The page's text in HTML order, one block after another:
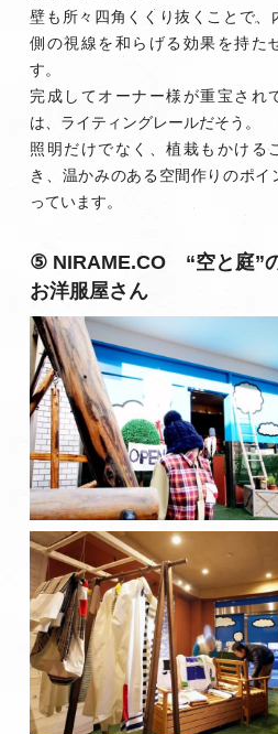
壁も所々四角くくり抜くことで、
側の視線を和らげる効果を持た
す。
完成してオーナー様が重宝され
は、ライティングレールだそう。
照明だけでなく、植栽もかける
き、温かみのある空間作りのポイ
っています。
⑤ NIRAME.CO “空と庭”
お洋服屋さん